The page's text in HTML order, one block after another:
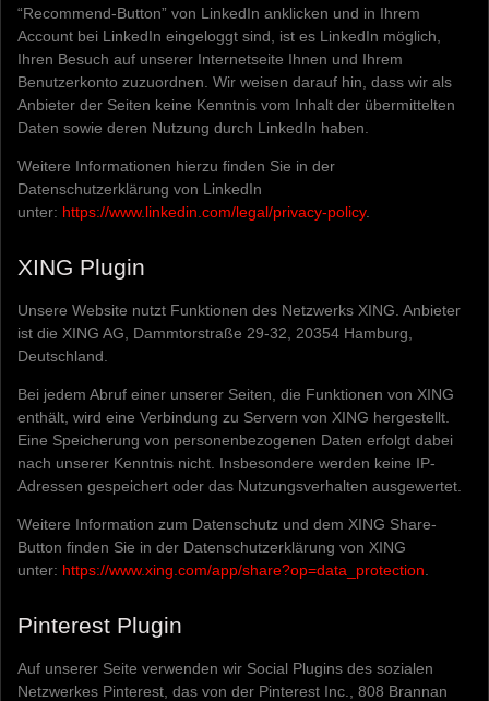
“Recommend-Button” von LinkedIn anklicken und in Ihrem
Account bei LinkedIn eingeloggt sind, ist es LinkedIn möglich,
Ihren Besuch auf unserer Internetseite Ihnen und Ihrem
Benutzerkonto zuzuordnen. Wir weisen darauf hin, dass wir als
Anbieter der Seiten keine Kenntnis vom Inhalt der übermittelten
Daten sowie deren Nutzung durch LinkedIn haben.
Weitere Informationen hierzu finden Sie in der
Datenschutzerklärung von LinkedIn
unter: https://www.linkedin.com/legal/privacy-policy.
XING Plugin
Unsere Website nutzt Funktionen des Netzwerks XING. Anbieter
ist die XING AG, Dammtorstraße 29-32, 20354 Hamburg,
Deutschland.
Bei jedem Abruf einer unserer Seiten, die Funktionen von XING
enthält, wird eine Verbindung zu Servern von XING hergestellt.
Eine Speicherung von personenbezogenen Daten erfolgt dabei
nach unserer Kenntnis nicht. Insbesondere werden keine IP-
Adressen gespeichert oder das Nutzungsverhalten ausgewertet.
Weitere Information zum Datenschutz und dem XING Share-
Button finden Sie in der Datenschutzerklärung von XING
unter: https://www.xing.com/app/share?op=data_protection
Pinterest Plugin
Auf unserer Seite verwenden wir Social Plugins des sozialen
Netzwerkes Pinterest, das von der Pinterest Inc., 808 Brannan